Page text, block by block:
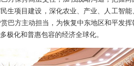
生项目建设，深化农业、产业、人工智
巴方主动担当，为恢复中东地区和平发
极化和普惠包容的经济全球化。